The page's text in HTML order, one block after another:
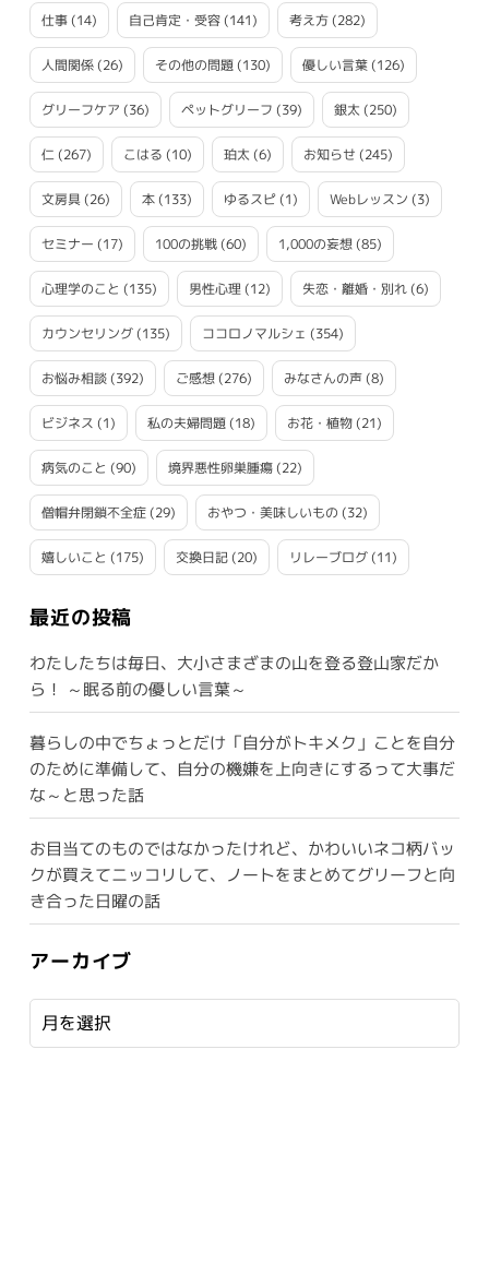
仕事(14) 自己肯定・受容(141) 考え方(282)
人間関係(26) その他の問題(130) 優しい言葉(126)
グリーフケア (36) ペットグリーフ (39) 銀太 (250)
仁(267) こはる (10) 珀太 (6) お知らせ (245)
文房具(26) 本(133) ゆるスピ(1) Webレッスン (3)
セミナー (17) 100の挑戦(60) 1,000の妄想(85)
心理学のこと (135) 男性心理(12) 失恋・離婚・別れ(6)
カウンセリング(135) ココロノマルシェ (354)
お悩み相談(392) ご感想(276) みなさんの声(8)
ビジネス (1) 私の夫婦問題(18) お花・植物(21)
病気のこと (90) 境界悪性卵巣腫瘍(22)
僧帽弁閉鎖不全症(29) おやつ・美味しいもの (32)
嬉しいこと (175) 交換日記(20) リレーブログ(11)
最近の投稿
わたしたちは毎日、大小さまざまの山を登る登山家だか
ら！ ～眠る前の優しい言葉～
暮らしの中でちょっとだけ「自分がトキメク」ことを自分
のために準備して、自分の機嫌を上向きにするって大事だ
な～と思った話
お目当てのものではなかったけれど、かわいいネコ柄バッ
クが買えてニッコリして、ノートをまとめてグリーフと向
き合った日曜の話
アーカイブ